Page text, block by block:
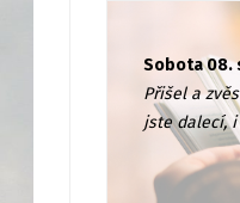
Sobota 08.
Přišel a
jste dalecí,